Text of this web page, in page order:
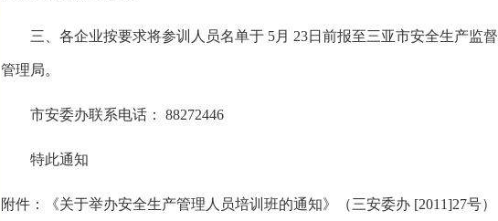
三、各企业按要求将参训人员名单于 5月 23日前报至三亚市安全生产监督
管理局。
市安委办联系电话： 88272446
特此通知
附件：《关于举办安全生产管理人员培训班的通知》（三安委办 [2011]27号）